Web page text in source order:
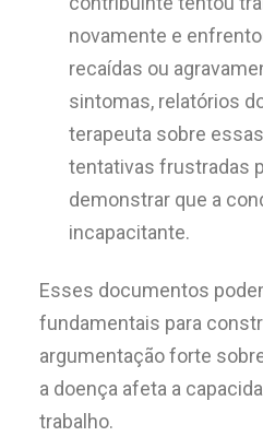
novamente e
recaídas ou
sintomas, relatórios
terapeuta sobre essas
tentativas frustradas
demonstrar que a
incapacitante.
Esses documentos
fundamentais para
argumentação forte
a doença afeta a
trabalho.